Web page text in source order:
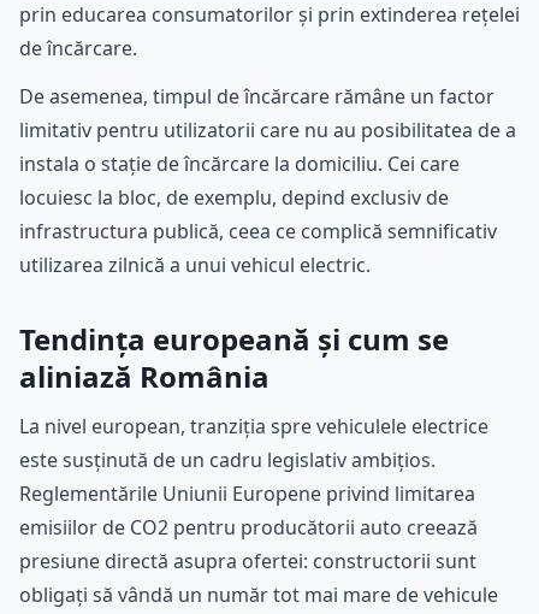
prin educarea consumatorilor și prin extinderea rețelei
de încărcare.
De asemenea, timpul de încărcare rămâne un factor
limitativ pentru utilizatorii care nu au posibilitatea de a
instala o stație de încărcare la domiciliu. Cei care
locuiesc la bloc, de exemplu, depind exclusiv de
infrastructura publică, ceea ce complică semnificativ
utilizarea zilnică a unui vehicul electric.
Tendința europeană și cum se
aliniază România
La nivel european, tranziția spre vehiculele electrice
este susținută de un cadru legislativ ambițios.
Reglementările Uniunii Europene privind limitarea
emisiilor de CO2 pentru producătorii auto creează
presiune directă asupra ofertei: constructorii sunt
obligați să vândă un număr tot mai mare de vehicule